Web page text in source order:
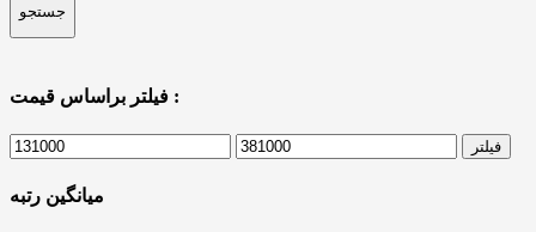
جستجو
فیلتر براساس قیمت :
حداقل
حداکثر
فیلتر
میانگین رتبه